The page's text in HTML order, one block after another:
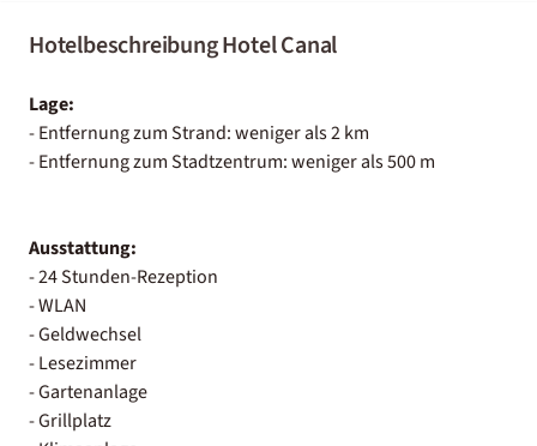
Hotelbeschreibung Hotel Canal
Lage:
- Entfernung zum Strand: weniger als 2 km
- Entfernung zum Stadtzentrum: weniger als 500 m
Ausstattung:
- 24 Stunden-Rezeption
- WLAN
- Geldwechsel
- Lesezimmer
- Gartenanlage
- Grillplatz